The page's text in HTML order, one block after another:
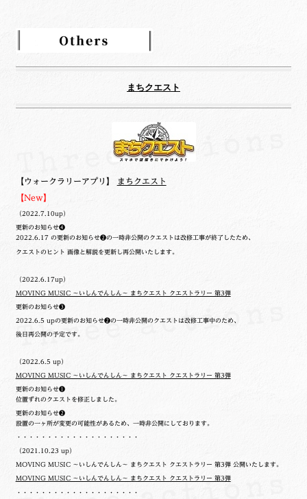
まちクエスト
【ウォークラリーアプリ】 まちクエスト
【New】
（2022.7.10up）
更新のお知らせ❹
2022.6.17 の更新のお知らせ❷の一時非公開のクエストは改修工事が終了したため、
クエストのヒント 画像と解説を更新し再公開いたします。
（2022.6.17up）
MOVING MUSIC ～いしんでんしん～ まちクエスト クエストラリー 第3弾
更新のお知らせ❸
2022.6.5 upの更新のお知らせ❷の一時非公開のクエストは改修工事中のため、
後日再公開の予定です。
（2022.6.5 up）
MOVING MUSIC ～いしんでんしん～ まちクエスト クエストラリー 第3弾
更新のお知らせ❶
位置ずれのクエストを修正しました。
更新のお知らせ❷
設置の一ヶ所が変更の可能性があるため、一時非公開にしております。
・・・・・・・・・・・・・・・・・・・・
（2021.10.23 up）
MOVING MUSIC ～いしんでんしん～ まちクエスト クエストラリー 第3弾 公開いたします。
MOVING MUSIC ～いしんでんしん～ まちクエスト クエストラリー 第3弾
・・・・・・・・・・・・・・・・・・・・